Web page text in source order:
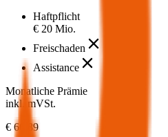
Haftpflicht
€ 20 Mio.
Freischaden
Assistance
Monatliche Prämie
inkl. mVSt.
€ 66,89